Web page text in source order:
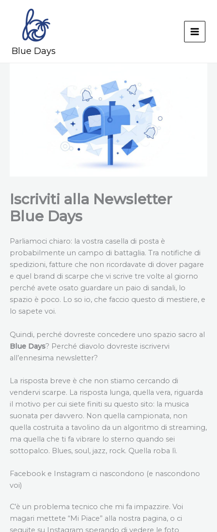
content
Blue Days
MAIN
Iscriviti alla Newsletter
Blue Days
Parliamoci chiaro: la vostra casella di posta è
probabilmente un campo di battaglia. Tra notifiche di
spedizioni, fatture che non ricordavate di dover pagare
e quel brand di scarpe che vi scrive tre volte al giorno
perché avete osato guardare un paio di sandali, lo
spazio è poco. Lo so io, che faccio questo di mestiere, e
lo sapete voi.
Quindi, perché dovreste concedere uno spazio sacro al
Blue Days? Perché diavolo dovreste iscrivervi
all’ennesima newsletter?
La risposta breve è che non stiamo cercando di
vendervi scarpe. La risposta lunga, quella vera, riguarda
il motivo per cui siete finiti su questo sito: la musica
suonata per davvero. Non quella campionata, non
quella costruita a tavolino da un algoritmo di streaming,
ma quella che ti fa vibrare lo sterno quando sei
sottopalco. Blues, soul, jazz, rock. Quella roba lì.
Facebook e Instagram ci nascondono (e nascondono
voi)
C’è un problema tecnico che mi fa impazzire. Voi
magari mettete “Mi Piace” alla nostra pagina, o ci
seguite su Instagram sperando di vedere le foto